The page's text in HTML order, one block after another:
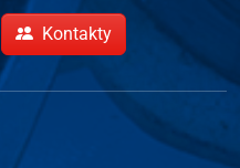
Kontakty